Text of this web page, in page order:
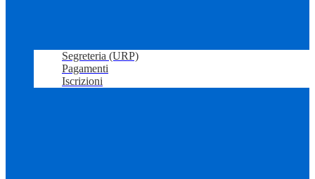
Segreteria (URP)
Pagamenti
Iscrizioni